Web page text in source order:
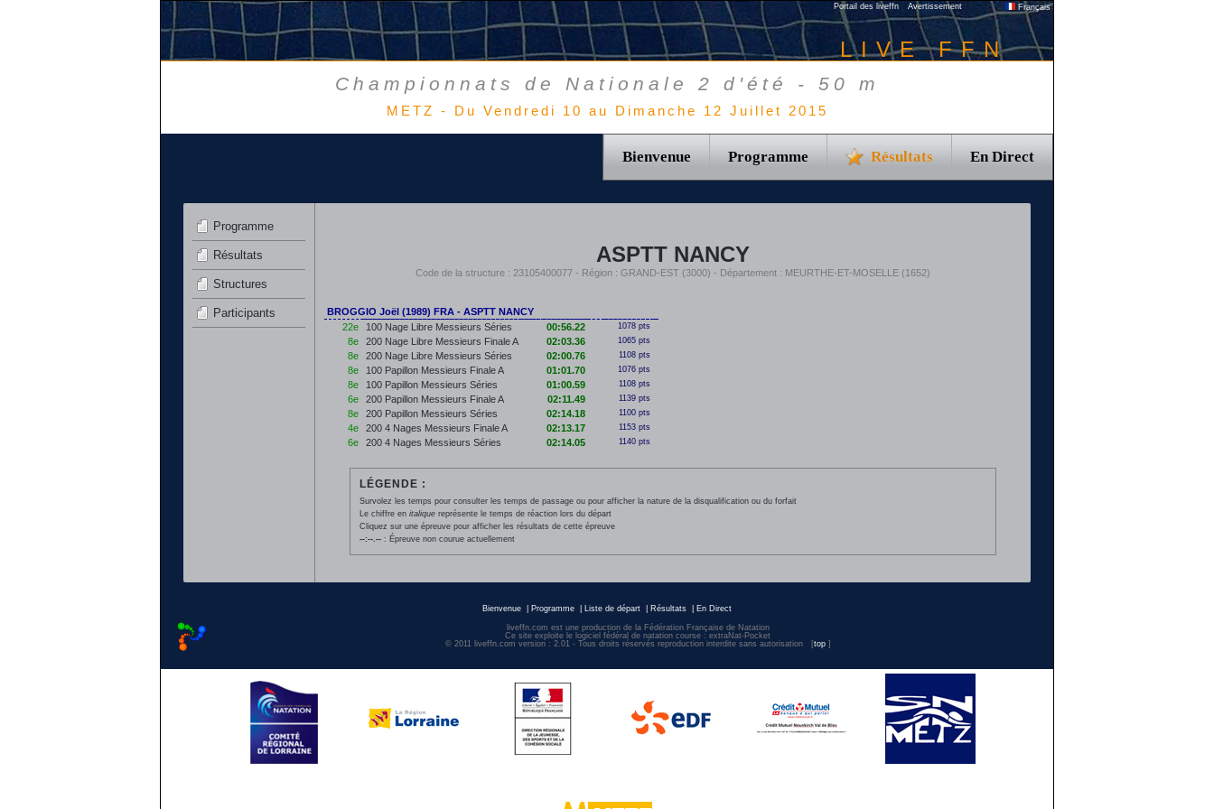
Portail des liveffn Avertissement Français
LIVE FFN
Championnats de Nationale 2 d'été - 50 m
METZ - Du Vendredi 10 au Dimanche 12 Juillet 2015
Bienvenue Programme Résultats En Direct
Programme
Résultats
Structures
Participants
ASPTT NANCY
Code de la structure : 23105400077 - Région : GRAND-EST (3000) - Département : MEURTHE-ET-MOSELLE (1652)
BROGGIO Joël (1989) FRA - ASPTT NANCY
22e
100 Nage Libre Messieurs Séries 00:56.22 1078 pts
8e 200 Nage Libre Messieurs Finale A 02:03.36 1065 pts
8e 200 Nage Libre Messieurs Séries 02:00.76 1108 pts
8e 100 Papillon Messieurs Finale A 01:01.70 1076 pts
8e 100 Papillon Messieurs Séries 01:00.59 1108 pts
6e 200 Papillon Messieurs Finale A 02:11.49 1139 pts
8e 200 Papillon Messieurs Séries 02:14.18 1100 pts
4e 200 4 Nages Messieurs Finale A 02:13.17 1153 pts
6e 200 4 Nages Messieurs Séries 02:14.05 1140 pts
LÉGENDE :
Survolez les temps pour consulter les temps de passage ou pour afficher la nature de la disqualification ou du forfait
Le chiffre en italiquereprésente le temps de réaction lors du départ
Cliquez sur une épreuve pour afficher les résultats de cette épreuve
--:--.--: Épreuve non courue actuellement
Bienvenue Programme Liste de départ Résultats En Direct
liveffn.com est une production de la Fédération Française de Natation
Ce site exploite le logiciel fédéral de natation course : extraNat-Pocket
© 2011 liveffn.com version : 2.01 - Tous droits réservés reproduction interdite sans autorisation
[top ]